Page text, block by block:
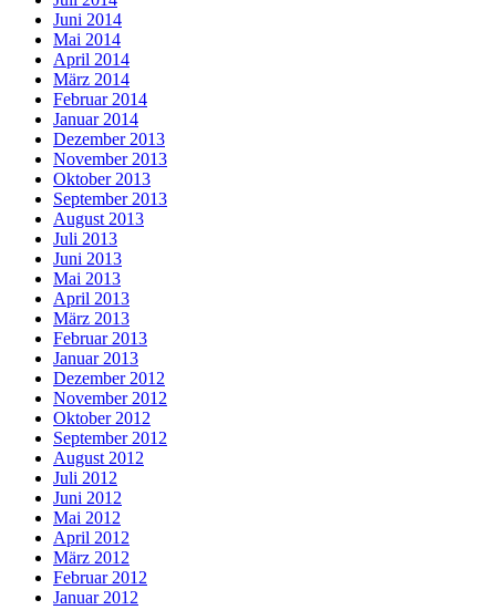
Juni 2014
Mai 2014
April 2014
März 2014
Februar 2014
Januar 2014
Dezember 2013
November 2013
Oktober 2013
September 2013
August 2013
Juli 2013
Juni 2013
Mai 2013
April 2013
März 2013
Februar 2013
Januar 2013
Dezember 2012
November 2012
Oktober 2012
September 2012
August 2012
Juli 2012
Juni 2012
Mai 2012
April 2012
März 2012
Februar 2012
Januar 2012